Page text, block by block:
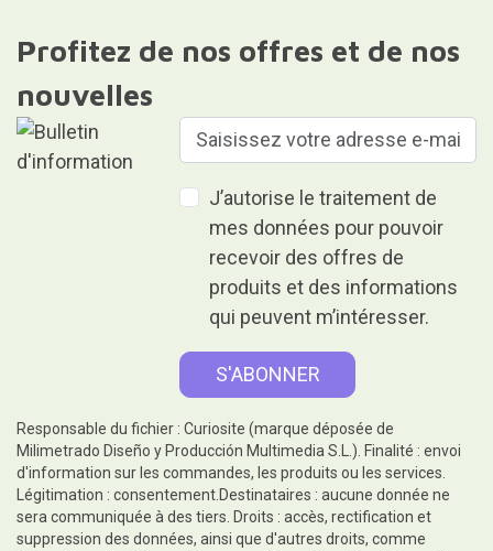
Profitez de nos offres et de nos
nouvelles
J’autorise le traitement de
mes données pour pouvoir
recevoir des offres de
produits et des informations
qui peuvent m’intéresser.
Responsable du fichier : Curiosite (marque déposée de
Milimetrado Diseño y Producción Multimedia S.L.). Finalité : envoi
d'information sur les commandes, les produits ou les services.
Légitimation : consentement.Destinataires : aucune donnée ne
sera communiquée à des tiers. Droits : accès, rectification et
suppression des données, ainsi que d'autres droits, comme